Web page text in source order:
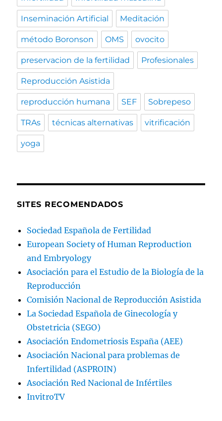
Inseminación Artificial Meditación
método Boronson OMS ovocito
preservacion de la fertilidad Profesionales
Reproducción Asistida
reproducción humana SEF Sobrepeso
TRAs técnicas alternativas vitrificación
yoga
SITES RECOMENDADOS
Sociedad Española de Fertilidad
European Society of Human Reproduction
and Embryology
Asociación para el Estudio de la Biología de la
Reproducción
Comisión Nacional de Reproducción Asistida
La Sociedad Española de Ginecología y
Obstetricia (SEGO)
Asociación Endometriosis España (AEE)
Asociación Nacional para problemas de
Infertilidad (ASPROIN)
Asociación Red Nacional de Infértiles
InvitroTV